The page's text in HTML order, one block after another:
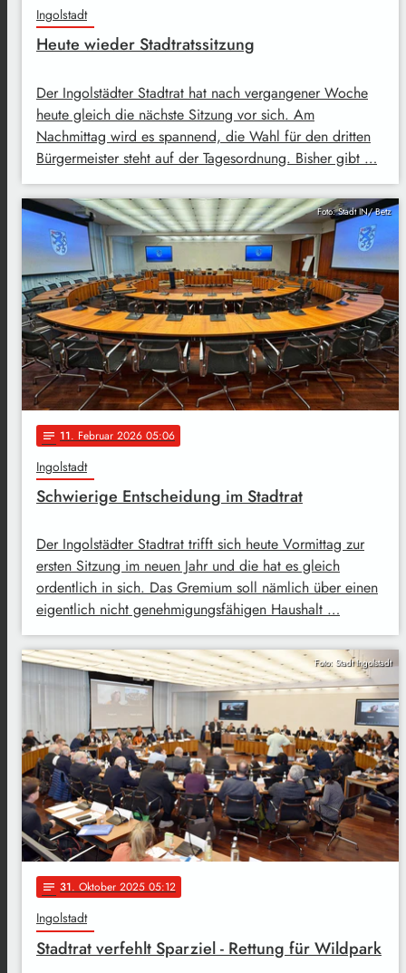
Ingolstadt
Heute wieder Stadtratssitzung
Der Ingolstädter Stadtrat hat nach vergangener Woche
heute gleich die nächste Sitzung vor sich. Am
Nachmittag wird es spannend, die Wahl für den dritten
Bürgermeister steht auf der Tagesordnung. Bisher gibt …
Foto: Stadt IN/ Betz
notes 11. Februar 2026 05:06
Ingolstadt
Schwierige Entscheidung im Stadtrat
Der Ingolstädter Stadtrat trifft sich heute Vormittag zur
ersten Sitzung im neuen Jahr und die hat es gleich
ordentlich in sich. Das Gremium soll nämlich über einen
eigentlich nicht genehmigungsfähigen Haushalt …
Foto: Stadt Ingolstadt
notes 31. Oktober 2025 05:12
Ingolstadt
Stadtrat verfehlt Sparziel - Rettung für Wildpark